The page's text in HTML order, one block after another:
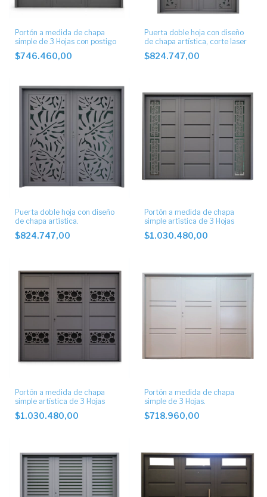
Portón a medida de chapa
simple de 3 Hojas con postigo
$746.460,00
Puerta doble hoja con diseño
de chapa artística, corte laser
$824.747,00
Puerta doble hoja con diseño
de chapa artística.
$824.747,00
Portón a medida de chapa
simple artística de 3 Hojas
$1.030.480,00
Portón a medida de chapa
simple artística de 3 Hojas
$1.030.480,00
Portón a medida de chapa
simple de 3 Hojas.
$718.960,00